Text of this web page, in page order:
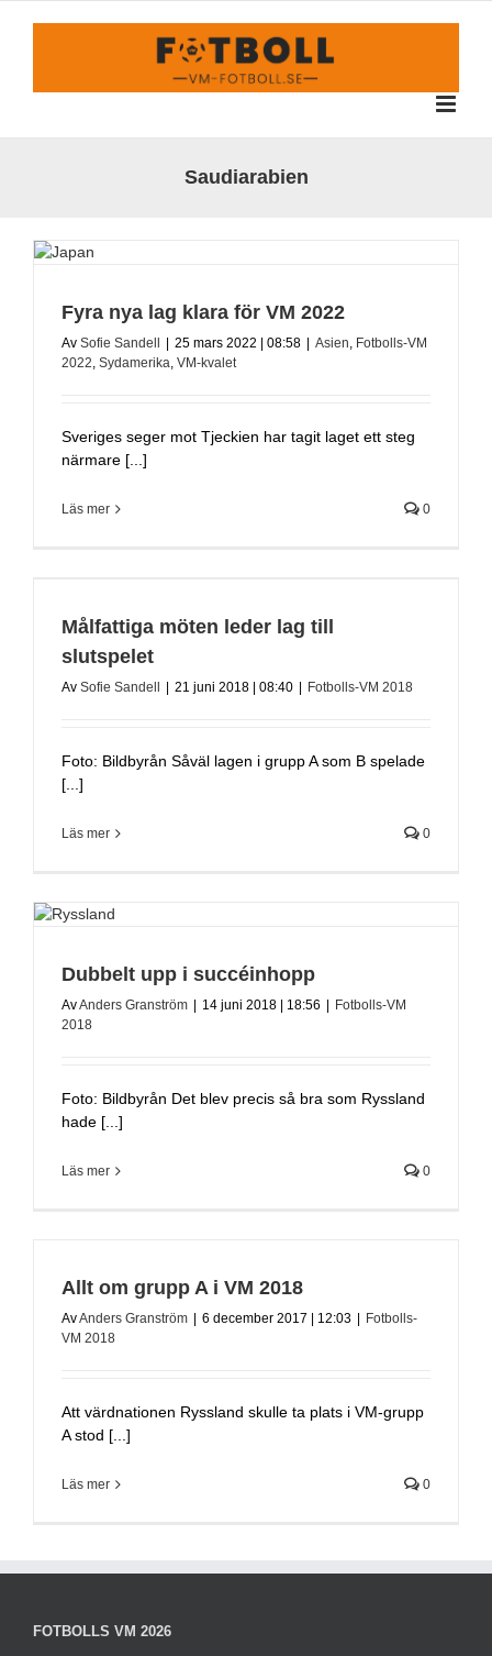
Saudiarabien
Fyra nya lag klara för VM 2022
Av Sofie Sandell | 25 mars 2022 | 08:58 | Asien, Fotbolls-VM
2022, Sydamerika, VM-kvalet
Sveriges seger mot Tjeckien har tagit laget ett steg
närmare [...]
Läs mer 0
Målfattiga möten leder lag till
slutspelet
Av Sofie Sandell | 21 juni 2018 | 08:40 | Fotbolls-VM 2018
Foto: Bildbyrån Såväl lagen i grupp A som B spelade
[...]
Läs mer 0
Dubbelt upp i succéinhopp
AvAnders Granström | 14 juni 2018 | 18:56 | Fotbolls-VM
2018
Foto: Bildbyrån Det blev precis så bra som Ryssland
hade [...]
Läs mer 0
Allt om grupp A i VM 2018
AvAnders Granström | 6 december 2017 | 12:03 | Fotbolls-
VM 2018
Att värdnationen Ryssland skulle ta plats i VM-grupp
A stod [...]
Läs mer 0
FOTBOLLS VM 2026